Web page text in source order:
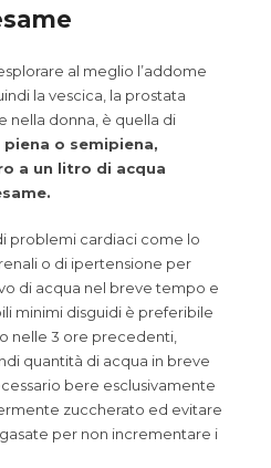
al meglio l’addome
la vescica, la prostata
nella donna, è quella di
o semipiena,
a un litro di acqua
problemi cardiaci come lo
o di ipertensione per
di acqua nel breve tempo e
minimi disguidi è preferibile
nelle 3 ore precedenti,
quantità di acqua in breve
bere esclusivamente
zuccherato ed evitare
per non incrementare i